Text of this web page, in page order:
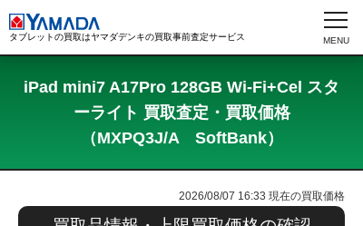
タブレットの買取はヤマダデンキの買取事前査定サービス
iPad mini7 A17Pro 128GB Wi-Fi+Cel スタ
ーライト 買取査定・買取価格
（MXPQ3J/A SoftBank）
2026/08/07 16:33 現在の買取価格